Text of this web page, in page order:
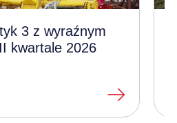
3 z wyraźnym
kwartale 2026